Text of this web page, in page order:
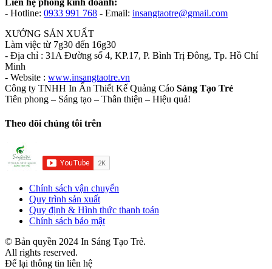
Liên hệ phòng kinh doanh:
- Hotline: 0933 991 768 - Email: insangtaotre@gmail.com
XƯỞNG SẢN XUẤT
Làm việc từ 7g30 đến 16g30
- Địa chỉ : 31A Đường số 4, KP.17, P. Bình Trị Đông, Tp. Hồ Chí
Minh
- Website : www.insangtaotre.vn
Công ty TNHH In Ấn Thiết Kế Quảng Cáo Sáng Tạo Trẻ
Tiên phong – Sáng tạo – Thân thiện – Hiệu quả!
Theo dõi chúng tôi trên
Chính sách vận chuyển
Quy trình sản xuất
Quy định & Hình thức thanh toán
Chính sách bảo mật
© Bản quyền 2024 In Sáng Tạo Trẻ.
All rights reserved.
Để lại thông tin liên hệ